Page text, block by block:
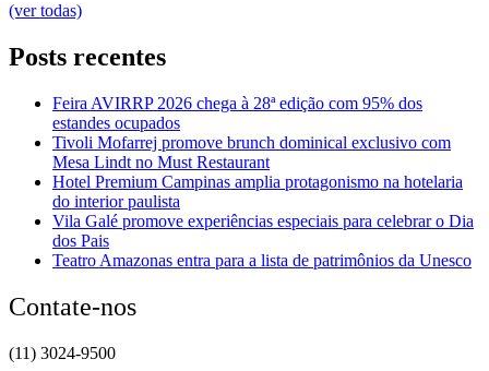
(ver todas)
Posts recentes
Feira AVIRRP 2026 chega à 28ª edição com 95% dos
estandes ocupados
Tivoli Mofarrej promove brunch dominical exclusivo com
Mesa Lindt no Must Restaurant
Hotel Premium Campinas amplia protagonismo na hotelaria
do interior paulista
Vila Galé promove experiências especiais para celebrar o Dia
dos Pais
Teatro Amazonas entra para a lista de patrimônios da Unesco
Contate-nos
(11) 3024-9500